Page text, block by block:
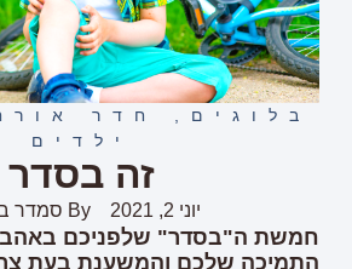
בלוגים חדר
ילדים
זה בסדר
יוני 2, 2021 By סמדר
חמשת ה"בסדר" שלפניכם
התמיכה שלכם והמשענת בעת